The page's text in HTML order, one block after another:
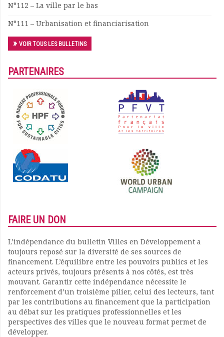
N°112 – La ville par le bas
N°111 – Urbanisation et financiarisation
VOIR TOUS LES BULLETINS
PARTENAIRES
FAIRE UN DON
L’indépendance du bulletin Villes en Développement a
toujours reposé sur la diversité de ses sources de
financement. L’équilibre entre les pouvoirs publics et les
acteurs privés, toujours présents à nos côtés, est très
mouvant. Garantir cette indépendance nécessite le
renforcement d’un troisième pilier, celui des lecteurs, tant
par les contributions au financement que la participation
au débat sur les pratiques professionnelles et les
perspectives des villes que le nouveau format permet de
développer.